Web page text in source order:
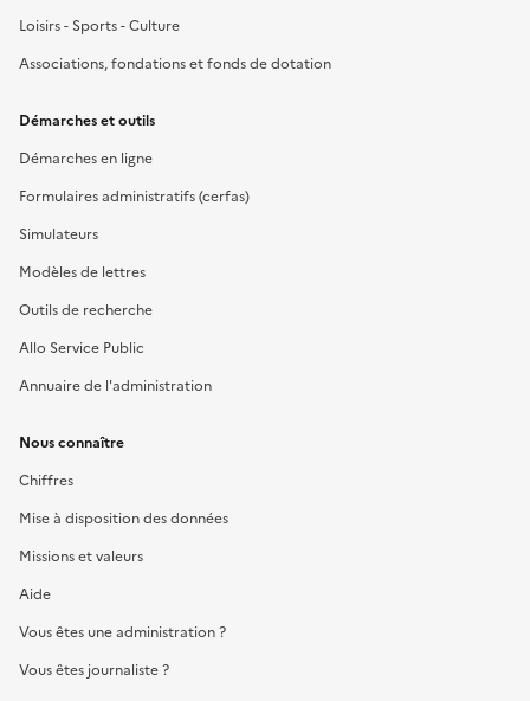
Loisirs - Sports - Culture
Associations, fondations et fonds de dotation
Démarches et outils
Démarches en ligne
Formulaires administratifs (cerfas)
Simulateurs
Modèles de lettres
Outils de recherche
Allo Service Public
Annuaire de l'administration
Nous connaître
Chiffres
Mise à disposition des données
Missions et valeurs
Aide
Vous êtes une administration ?
Vous êtes journaliste ?